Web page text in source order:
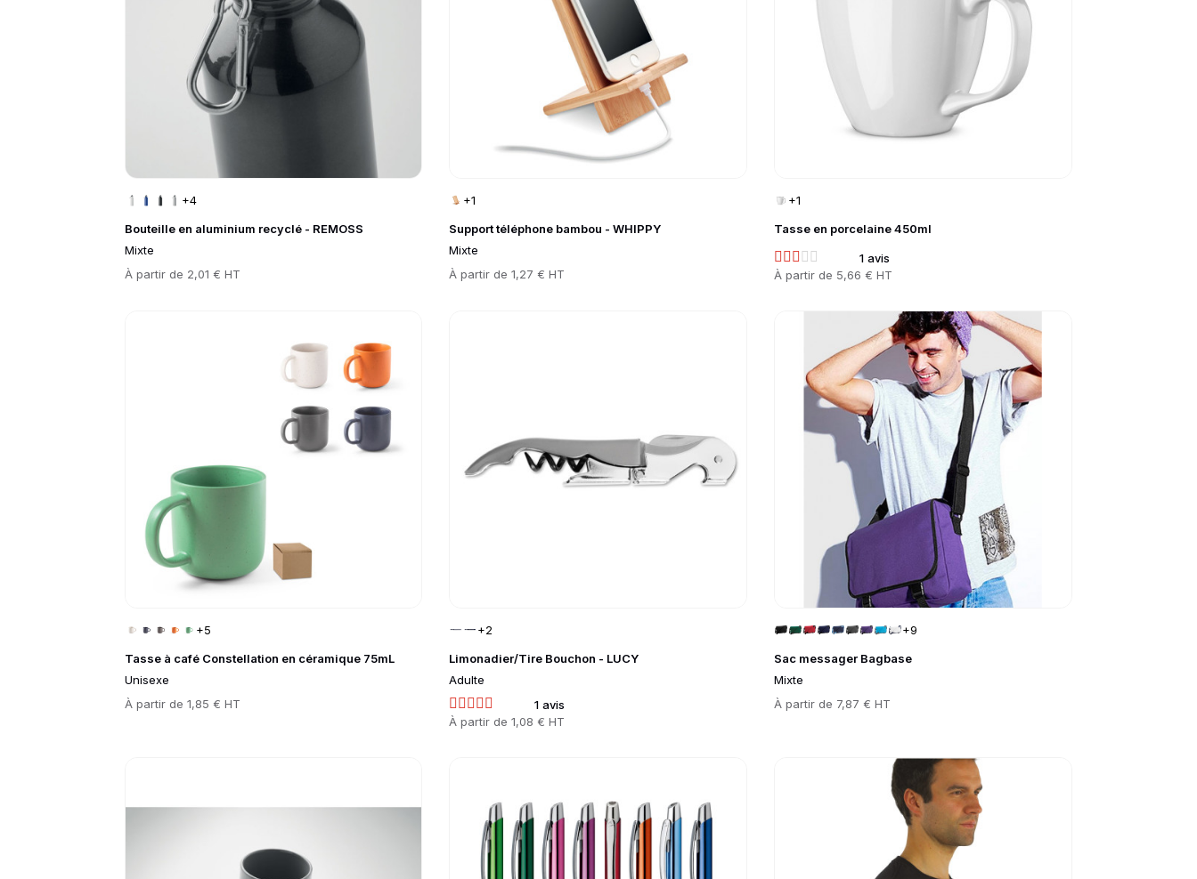
Bouteille en aluminium recyclé - REMOSS
Mixte
Prix
À partir de 2,01 € HT
+4
Support téléphone bambou - WHIPPY
Mixte
Prix
À partir de1,27 € HT
+1
Tasse en porcelaine 450ml
1 avis
Prix
À partir de 5,66 € HT
+1
Tasse à café Constellation en céramique 75mL
Unisexe
Prix
À partir de 1,85 € HT
+5
Limonadier/Tire Bouchon - LUCY
Adulte
1 avis
Prix
À partir de1,08 € HT
+2
Sac messager Bagbase
Mixte
Prix
À partir de 7,87 € HT
+9
Go to product page
Go to product page